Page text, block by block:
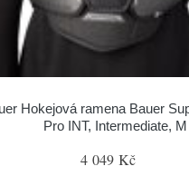
Hokejová ramena Bauer
Pro INT, Intermediate, M
4 049 Kč